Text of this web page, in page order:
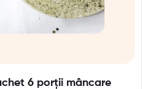
6 porții mâncare